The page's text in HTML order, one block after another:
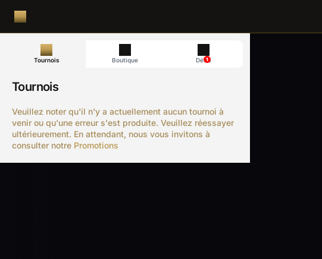
Tournois Boutique 1
Défis
Tournois
Veuillez noter qu'il n'y a actuellement aucun tournoi à
venir ou qu'une erreur s'est produite. Veuillez réessayer
ultérieurement. En attendant, nous vous invitons à
consulter notre Promotions